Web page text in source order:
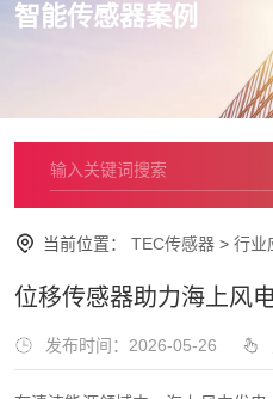
智能传感器案例
当前位置： TEC传感器 > 行业
位移传感器助力海上风
发布时间：2026-05-26